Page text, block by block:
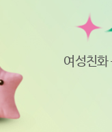
터는
여성친화